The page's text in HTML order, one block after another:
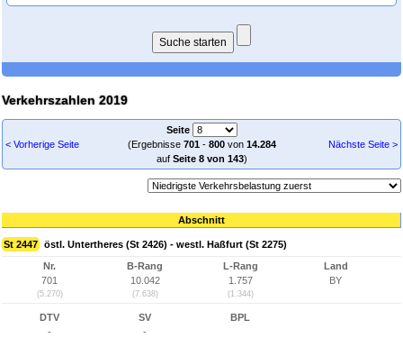
Verkehrszahlen 2019
< Vorherige Seite
Seite
(Ergebnisse 701- 800von 14.284
auf Seite 8 von 143)
Nächste Seite >
Abschnitt
St 2447 östl. Untertheres (St 2426) - westl. Haßfurt (St 2275)
Nr.
701
(5.270)
B-Rang
10.042
(7.638)
L-Rang
1.757
(1.344)
Land
BY
DTV
-
SV
-
BPL